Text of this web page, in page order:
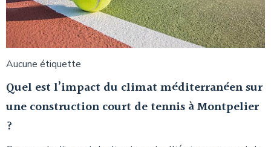
Aucune étiquette
Quel est l’impact du climat méditerranéen sur
une construction court de tennis à Montpelier
?